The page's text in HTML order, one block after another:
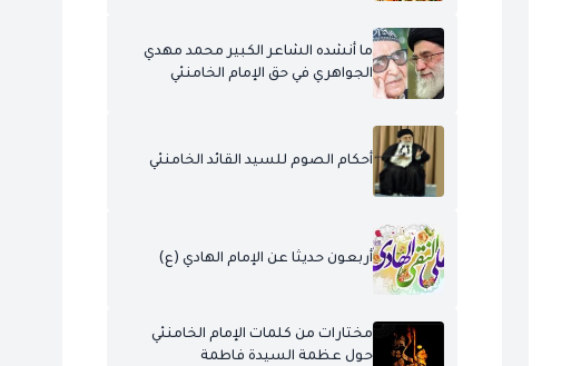
ما أنشده الشاعر الكبير محمد مهدي
الجواهري في حق الإمام الخامنئي
أحكام الصوم للسيد القائد الخامنئي
أربعون حديثا عن الإمام الهادي (ع)
مختارات من كلمات الإمام الخامنئي
حول عظمة السيدة فاطمة